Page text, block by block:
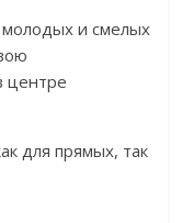
и смелых
центре
для прямых, так